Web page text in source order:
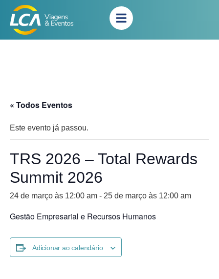
« Todos Eventos
Este evento já passou.
TRS 2026 – Total Rewards
Summit 2026
24 de março às 12:00 am - 25 de março às 12:00 am
Gestão Empresarial e Recursos Humanos
Adicionar ao calendário